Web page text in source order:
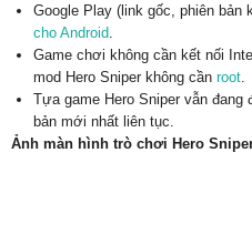
Google Play (link gốc, phiên bản
cho Android.
Game chơi không cần kết nối
mod Hero Sniper không cần root.
Tựa game Hero Sniper vẫn
bản mới nhất liên tục.
Ảnh màn hình trò chơi Hero